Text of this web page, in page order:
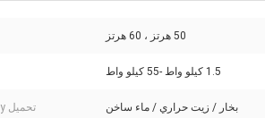
50 هرتز ، 60 هرتز
1.5 كيلو واط -55 كيلو واط
بخار / زيت حراري / ماء ساخن تحميل capcity: